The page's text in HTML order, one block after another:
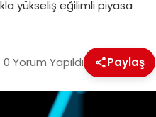
yükseliş eğilimli piyasa
0 Yorum Yapıldı Paylaş